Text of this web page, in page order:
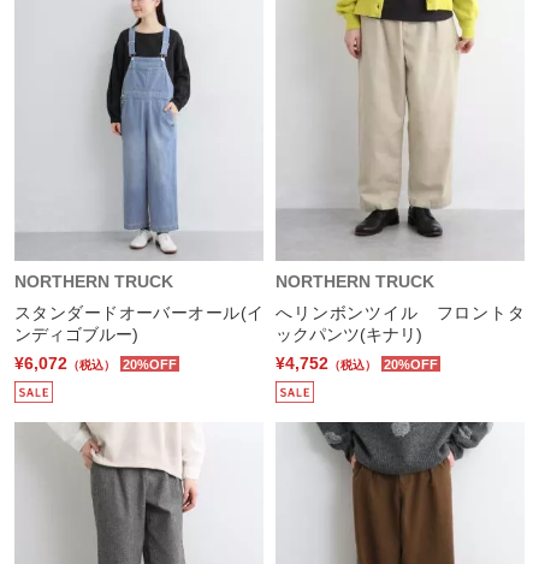
NORTHERN TRUCK
スタンダードオーバーオール(イ
ンディゴブルー)
¥6,072 （税込） 20%OFF
NORTHERN TRUCK
へリンボンツイル フロントタ
ックパンツ(キナリ)
¥4,752 （税込） 20%OFF